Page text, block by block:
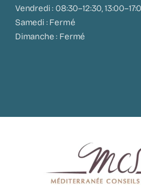
Vendredi : 08:30–12:30,
Samedi : Fermé
Dimanche : Fermé